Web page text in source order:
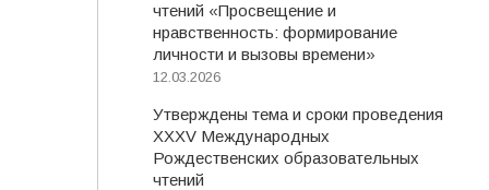
чтений «Просвещение и
нравственность: формирование
личности и вызовы времени»
12.03.2026
Утверждены тема и сроки проведения
XXXV Международных
Рождественских образовательных
чтений